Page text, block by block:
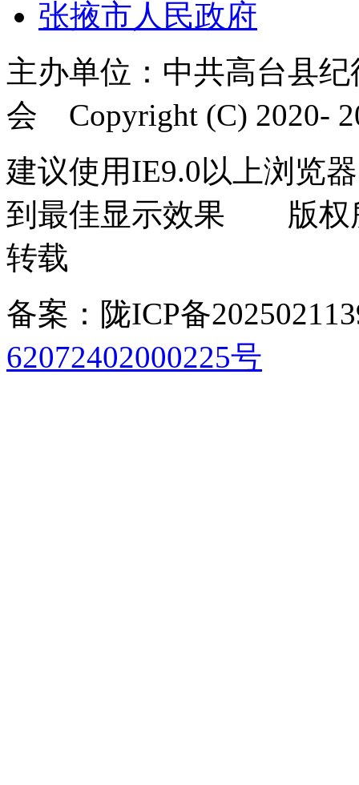
张掖市人民政府
主办单位：中共高台县
会 Copyright (C) 2020-
建议使用IE9.0以上浏览
到最佳显示效果 版权
转载
备案：陇ICP备
62072402000225号